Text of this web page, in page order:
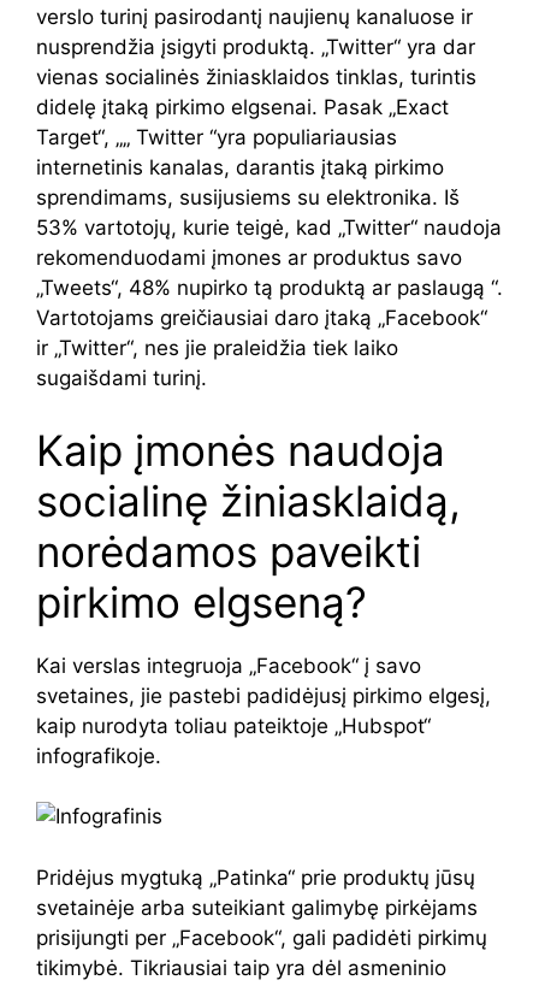
verslo turinį pasirodantį naujienų kanaluose ir
nusprendžia įsigyti produktą. „Twitter“ yra dar
vienas socialinės žiniasklaidos tinklas, turintis
didelę įtaką pirkimo elgsenai. Pasak „Exact
Target“, „„ Twitter “yra populiariausias
internetinis kanalas, darantis įtaką pirkimo
sprendimams, susijusiems su elektronika. Iš
53% vartotojų, kurie teigė, kad „Twitter“ naudoja
rekomenduodami įmones ar produktus savo
„Tweets“, 48% nupirko tą produktą ar paslaugą “.
Vartotojams greičiausiai daro įtaką „Facebook“
ir „Twitter“, nes jie praleidžia tiek laiko
sugaišdami turinį.
Kaip įmonės naudoja
socialinę žiniasklaidą,
norėdamos paveikti
pirkimo elgseną?
Kai verslas integruoja „Facebook“ į savo
svetaines, jie pastebi padidėjusį pirkimo elgesį,
kaip nurodyta toliau pateiktoje „Hubspot“
infografikoje.
Pridėjus mygtuką „Patinka“ prie produktų jūsų
svetainėje arba suteikiant galimybę pirkėjams
prisijungti per „Facebook“, gali padidėti pirkimų
tikimybė. Tikriausiai taip yra dėl asmeninio